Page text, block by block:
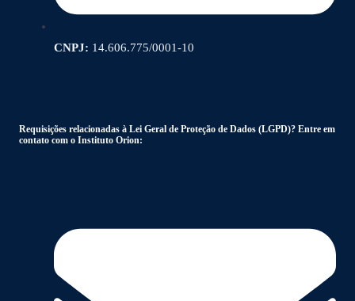
CNPJ: 14.606.775/0001-10
Requisições relacionadas à Lei Geral de Proteção de Dados (LGPD)? Entre em
contato com o Instituto Orion: